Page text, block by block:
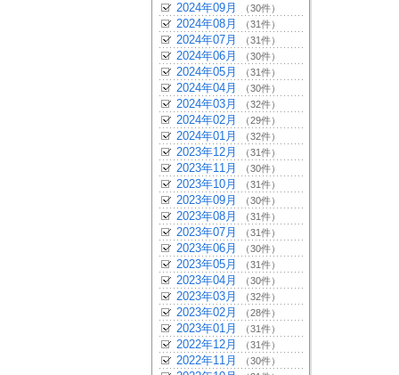
2024年09月 （30件）
2024年08月 （31件）
2024年07月 （31件）
2024年06月 （30件）
2024年05月 （31件）
2024年04月 （30件）
2024年03月 （32件）
2024年02月 （29件）
2024年01月 （32件）
2023年12月 （31件）
2023年11月 （30件）
2023年10月 （31件）
2023年09月 （30件）
2023年08月 （31件）
2023年07月 （31件）
2023年06月 （30件）
2023年05月 （31件）
2023年04月 （30件）
2023年03月 （32件）
2023年02月 （28件）
2023年01月 （31件）
2022年12月 （31件）
2022年11月 （30件）